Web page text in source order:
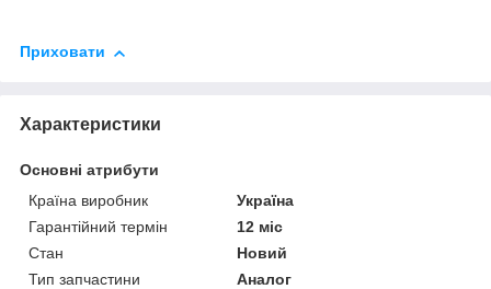
Приховати
Характеристики
Основні атрибути
Країна виробник
Україна
Гарантійний термін
12 міс
Стан
Новий
Тип запчастини
Аналог